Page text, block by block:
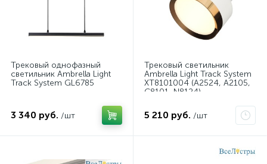
Трековый однофазный
светильник Ambrella Light
Track System GL6785
3 340 руб. /шт
Трековый светильник
Ambrella Light Track System
XT8101004 (A2524, A2105,
C8101, N8124)
5 210 руб. /шт